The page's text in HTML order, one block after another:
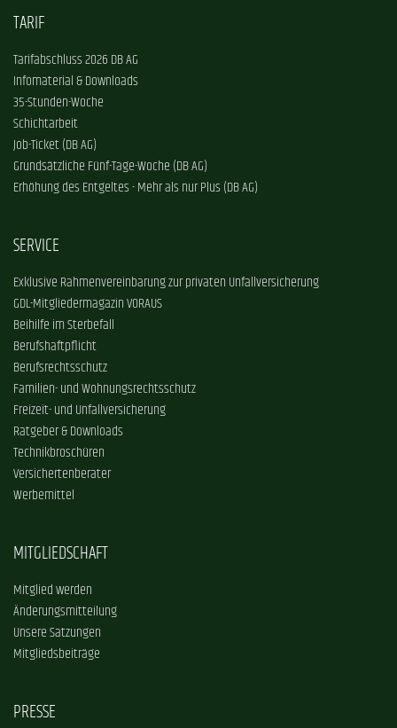
TARIF
Tarifabschluss 2026 DB AG
Infomaterial & Downloads
35-Stunden-Woche
Schichtarbeit
Job-Ticket (DB AG)
Grundsätzliche Fünf-Tage-Woche (DB AG)
Erhöhung des Entgeltes - Mehr als nur Plus (DB AG)
SERVICE
Exklusive Rahmenvereinbarung zur privaten Unfallversicherung
GDL-Mitgliedermagazin VORAUS
Beihilfe im Sterbefall
Berufshaftpflicht
Berufsrechtsschutz
Familien- und Wohnungsrechtsschutz
Freizeit- und Unfallversicherung
Ratgeber & Downloads
Technikbroschüren
Versichertenberater
Werbemittel
MITGLIEDSCHAFT
Mitglied werden
Änderungsmitteilung
Unsere Satzungen
Mitgliedsbeiträge
PRESSE